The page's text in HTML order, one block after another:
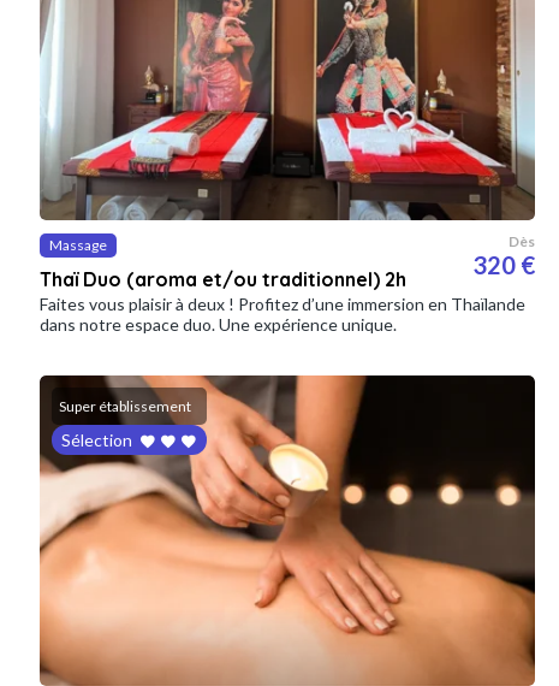
Massage
Thaï Duo (aroma et/ou traditionnel) 2h
Dès
320 €
Faites vous plaisir à deux ! Profitez d’une immersion en Thaïlande
dans notre espace duo. Une expérience unique.
Super établissement
Sélection